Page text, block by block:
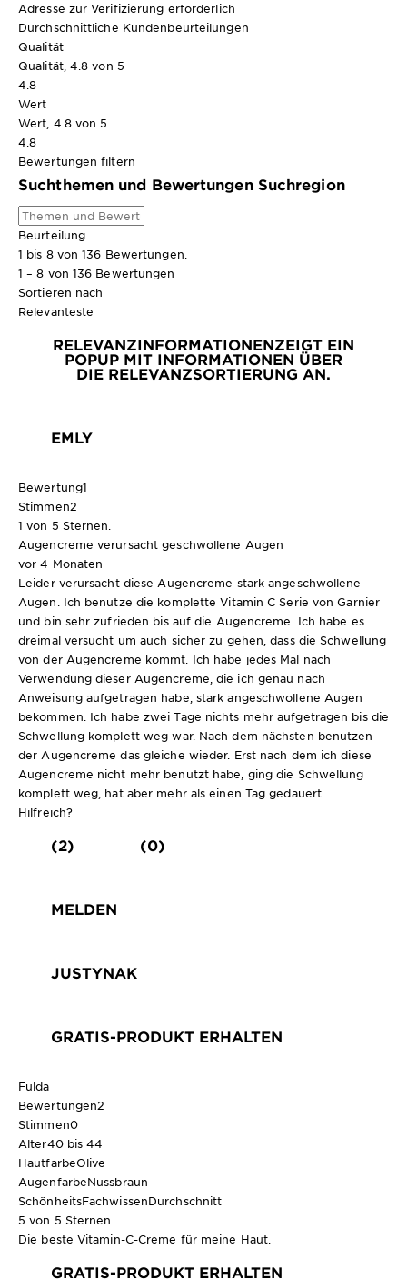
Adresse zur Verifizierung erforderlich
Durchschnittliche Kundenbeurteilungen
Qualität
Qualität, 4.8 von 5
4.8
Wert
Wert, 4.8 von 5
4.8
Bewertungen filtern
Suchthemen und Bewertungen Suchregion
Beurteilung
1 bis 8 von 136 Bewertungen.
1 – 8 von 136 Bewertungen
Sortieren nach
Relevanteste
RELEVANZINFORMATIONENZEIGT EIN
POPUP MIT INFORMATIONEN ÜBER
DIE RELEVANZSORTIERUNG AN.
EMLY
Bewertung1
Stimmen2
1 von 5 Sternen.
Augencreme verursacht geschwollene Augen
vor 4 Monaten
Leider verursacht diese Augencreme stark angeschwollene
Augen. Ich benutze die komplette Vitamin C Serie von Garnier
und bin sehr zufrieden bis auf die Augencreme. Ich habe es
dreimal versucht um auch sicher zu gehen, dass die Schwellung
von der Augencreme kommt. Ich habe jedes Mal nach
Verwendung dieser Augencreme, die ich genau nach
Anweisung aufgetragen habe, stark angeschwollene Augen
bekommen. Ich habe zwei Tage nichts mehr aufgetragen bis die
Schwellung komplett weg war. Nach dem nächsten benutzen
der Augencreme das gleiche wieder. Erst nach dem ich diese
Augencreme nicht mehr benutzt habe, ging die Schwellung
komplett weg, hat aber mehr als einen Tag gedauert.
Hilfreich?
(2) (0)
MELDEN
JUSTYNAK
GRATIS-PRODUKT ERHALTEN
Fulda
Bewertungen2
Stimmen0
Alter40 bis 44
HautfarbeOlive
AugenfarbeNussbraun
SchönheitsFachwissenDurchschnitt
5 von 5 Sternen.
Die beste Vitamin-C-Creme für meine Haut.
GRATIS-PRODUKT ERHALTEN